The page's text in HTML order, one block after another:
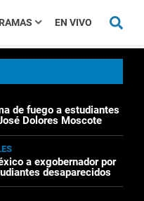
EN VIVO
de fuego a estudiantes
Dolores Moscote
a exgobernador por
desaparecidos